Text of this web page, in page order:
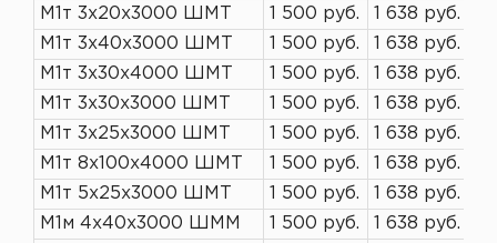
М1т 3х20х3000 ШМТ
1 500 руб.
1 638 руб.
М1т 3х40х3000 ШМТ
1 500 руб.
1 638 руб.
М1т 3х30х4000 ШМТ
1 500 руб.
1 638 руб.
М1т 3х30х3000 ШМТ
1 500 руб.
1 638 руб.
М1т 3х25х3000 ШМТ
1 500 руб.
1 638 руб.
М1т 8х100х4000 ШМТ
1 500 руб.
1 638 руб.
М1т 5х25х3000 ШМТ
1 500 руб.
1 638 руб.
М1м 4х40х3000 ШММ
1 500 руб.
1 638 руб.